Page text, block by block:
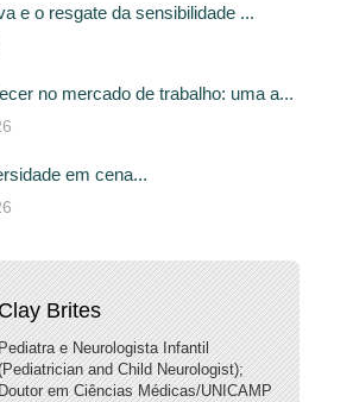
e o resgate da sensibilidade ...
no mercado de trabalho: uma a...
em cena...
Brites
e Neurologista Infantil
and Child Neurologist);
em Ciências Médicas/UNICAMP